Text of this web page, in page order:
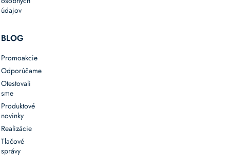
údajov
BLOG
Promoakcie
Odporúčame
Otestovali
sme
Produktové
novinky
Realizácie
Tlačové
správy